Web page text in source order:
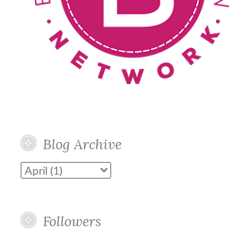
Blog Archive
Followers